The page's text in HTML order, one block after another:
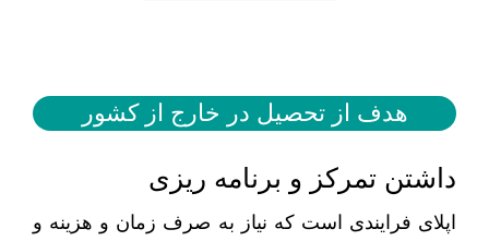
هدف از تحصیل در خارج از کشور
داشتن تمرکز و برنامه ریزی
اپلای فرایندی است که نیاز به صرف زمان و هزینه و